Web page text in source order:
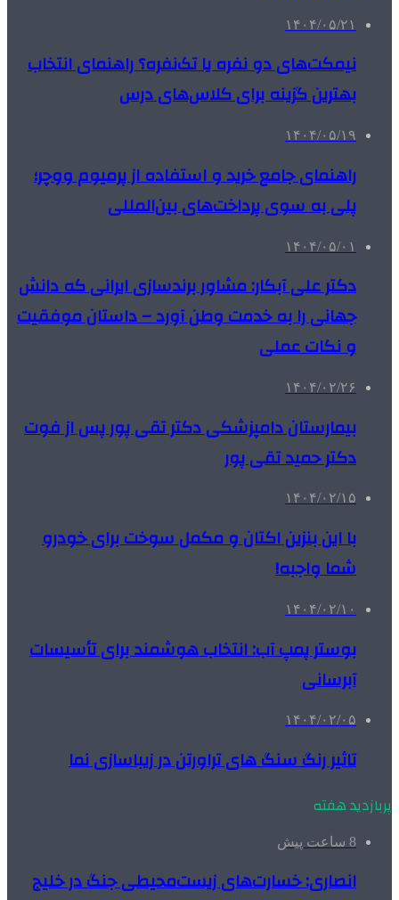
۱۴۰۴/۰۵/۲۱
نیمکت‌های دو نفره یا تک‌نفره؟ راهنمای انتخاب
بهترین گزینه برای کلاس‌های درس
۱۴۰۴/۰۵/۱۹
راهنمای جامع خرید و استفاده از پرمیوم ووچر؛
پلی به سوی پرداخت‌های بین‌المللی
۱۴۰۴/۰۵/۰۱
دکتر علی آبکار: مشاور برندسازی ایرانی که دانش
جهانی را به خدمت وطن آورد – داستان موفقیت
و نکات عملی
۱۴۰۴/۰۲/۲۶
بیمارستان دامپزشکی دکتر تقی پور پس از فوت
دکتر حمید تقی پور
۱۴۰۴/۰۲/۱۵
با این بنزین اکتان و مکمل سوخت برای خودرو
شما واجبه!
۱۴۰۴/۰۲/۱۰
بوستر پمپ آب: انتخاب هوشمند برای تأسیسات
آبرسانی
۱۴۰۴/۰۲/۰۵
تاثیر رنگ سنگ های تراورتن در زیباسازی نما
پربازدید هفته
8 ساعت پیش
انصاری: خسارت‌های زیست‌محیطی جنگ در خلیج